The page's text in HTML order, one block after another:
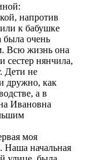
напротив
к бабушке
очень
Всю жизнь она
сестер нянчила,
Дети не
дружно, как
а в
Ивановна
моя
Наша начальная